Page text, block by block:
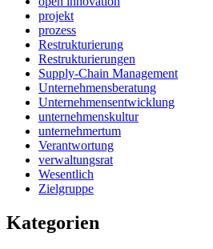
projekt
prozess
Restrukturierung
Restrukturierungen
Supply-Chain Management
Unternehmensberatung
Unternehmensentwicklung
unternehmenskultur
unternehmertum
Verantwortung
verwaltungsrat
Wesentlich
Zielgruppe
Kategorien